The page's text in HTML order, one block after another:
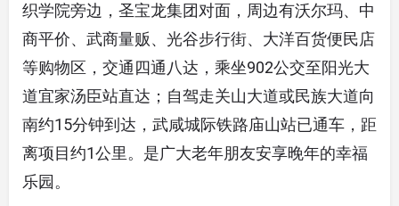
织学院旁边，圣宝龙集团对面，周边有沃尔玛、中
商平价、武商量贩、光谷步行街、大洋百货便民店
等购物区，交通四通八达，乘坐902公交至阳光大
道宜家汤臣站直达；自驾走关山大道或民族大道向
南约15分钟到达，武咸城际铁路庙山站已通车，距
离项目约1公里。是广大老年朋友安享晚年的幸福
乐园。